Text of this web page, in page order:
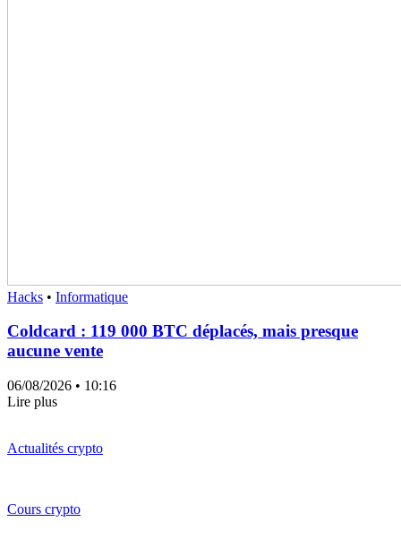
Hacks • Informatique
Coldcard : 119 000 BTC déplacés, mais presque
aucune vente
06/08/2026 • 10:16
Lire plus
Actualités crypto
Cours crypto